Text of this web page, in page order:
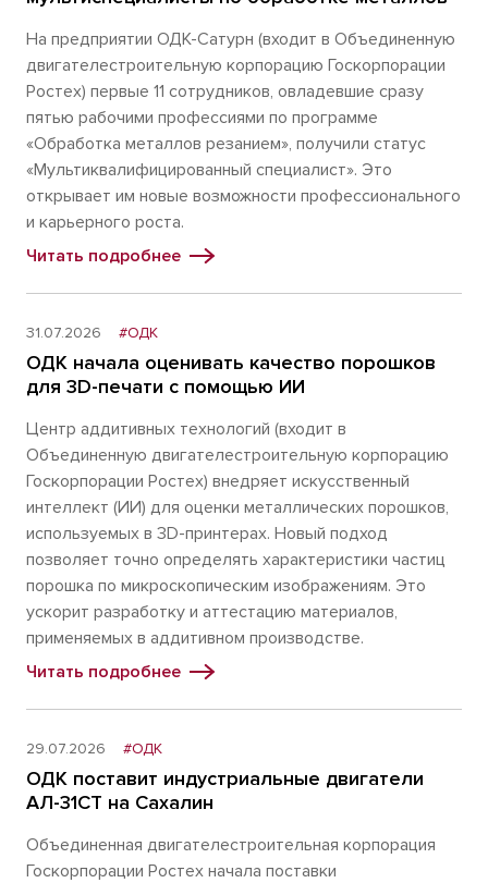
На предприятии ОДК-Сатурн (входит в Объединенную
двигателестроительную корпорацию Госкорпорации
Ростех) первые 11 сотрудников, овладевшие сразу
пятью рабочими профессиями по программе
«Обработка металлов резанием», получили статус
«Мультиквалифицированный специалист». Это
открывает им новые возможности профессионального
и карьерного роста.
Читать подробнее
31.07.2026 #ОДК
ОДК начала оценивать качество порошков
для 3D-печати с помощью ИИ
Центр аддитивных технологий (входит в
Объединенную двигателестроительную корпорацию
Госкорпорации Ростех) внедряет искусственный
интеллект (ИИ) для оценки металлических порошков,
используемых в 3D-принтерах. Новый подход
позволяет точно определять характеристики частиц
порошка по микроскопическим изображениям. Это
ускорит разработку и аттестацию материалов,
применяемых в аддитивном производстве.
Читать подробнее
29.07.2026 #ОДК
ОДК поставит индустриальные двигатели
АЛ-31СТ на Сахалин
Объединенная двигателестроительная корпорация
Госкорпорации Ростех начала поставки